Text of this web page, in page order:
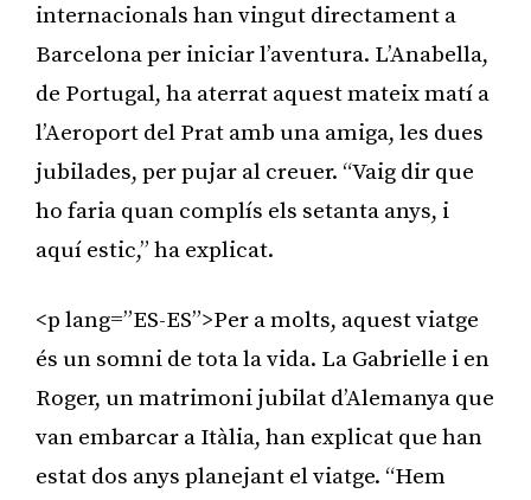
internacionals han vingut directament a
Barcelona per iniciar l’aventura. L’Anabella,
de Portugal, ha aterrat aquest mateix matí a
l’Aeroport del Prat amb una amiga, les dues
jubilades, per pujar al creuer. “Vaig dir que
ho faria quan complís els setanta anys, i
aquí estic,” ha explicat.
<p lang=”ES-ES”>Per a molts, aquest viatge
és un somni de tota la vida. La Gabrielle i en
Roger, un matrimoni jubilat d’Alemanya que
van embarcar a Itàlia, han explicat que han
estat dos anys planejant el viatge. “Hem